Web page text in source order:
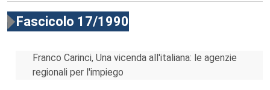
Fascicolo 17/1990
Franco Carinci, Una vicenda all'italiana: le agenzie
regionali per l'impiego